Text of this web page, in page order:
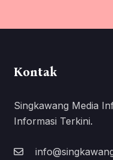
Kontak
Singkawang Media
Informasi Terkini.